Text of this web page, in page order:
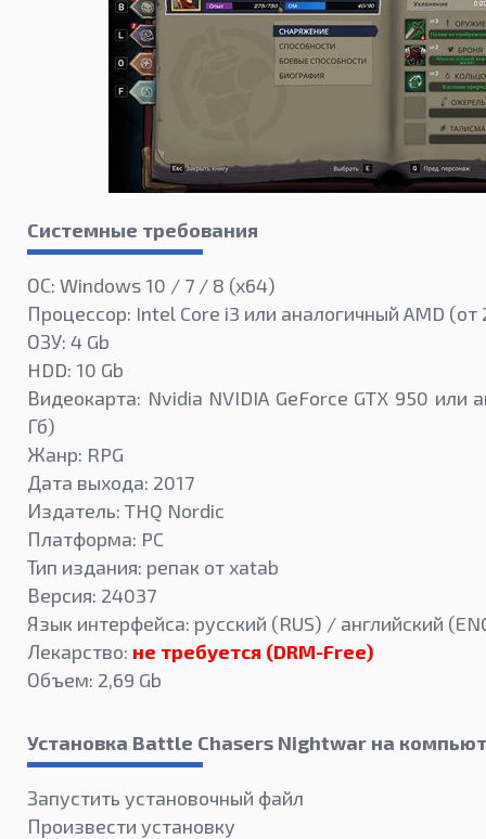
Системные требования
ОС: Windows 10 / 7 / 8 (x64)
Процессор: Intel Core i3 или аналогичный AMD (от
ОЗУ: 4 Gb
HDD: 10 Gb
Видеокарта: Nvidia NVIDIA GeForce GTX 950 или
Гб)
Жанр: RPG
Дата выхода: 2017
Издатель: THQ Nordic
Платформа: PC
Тип издания: репак от xatab
Версия: 24037
Язык интерфейса: русский (RUS) / английский
Лекарство: не требуется (DRM-Free)
Объем: 2,69 Gb
Установка Battle Chasers Nightwar на
Запустить установочный файл
Произвести установку